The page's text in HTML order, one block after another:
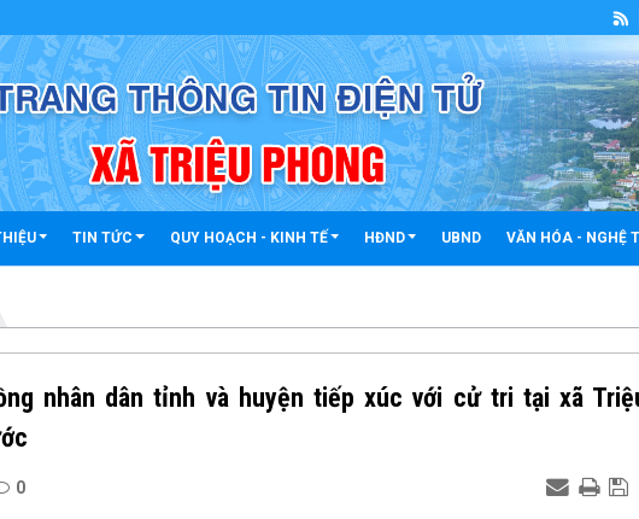
TIN TỨC QUY HOẠCH - KINH TẾ HĐND UBND VĂN HÓA - NGHỆ
nhân dân tỉnh và huyện tiếp xúc với cử tri tại xã
0